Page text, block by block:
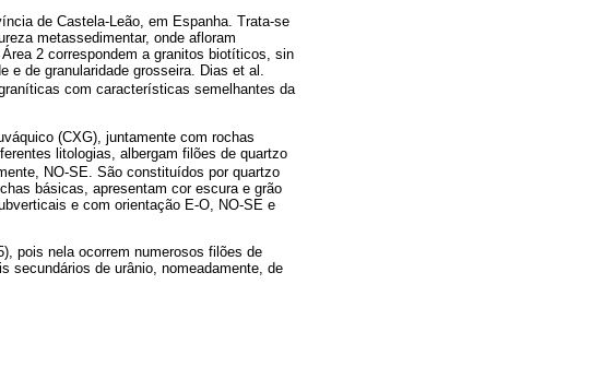
de Castela-Leão, em Espanha. Trata-se
metassedimentar, onde afloram
2 correspondem a granitos biotíticos, sin
e de granularidade grosseira. Dias et al.
com características semelhantes da
(CXG), juntamente com rochas
litologias, albergam filões de quartzo
NO-SE. São constituídos por quartzo
básicas, apresentam cor escura e grão
e com orientação E-O, NO-SE e
pois nela ocorrem numerosos filões de
secundários de urânio, nomeadamente, de